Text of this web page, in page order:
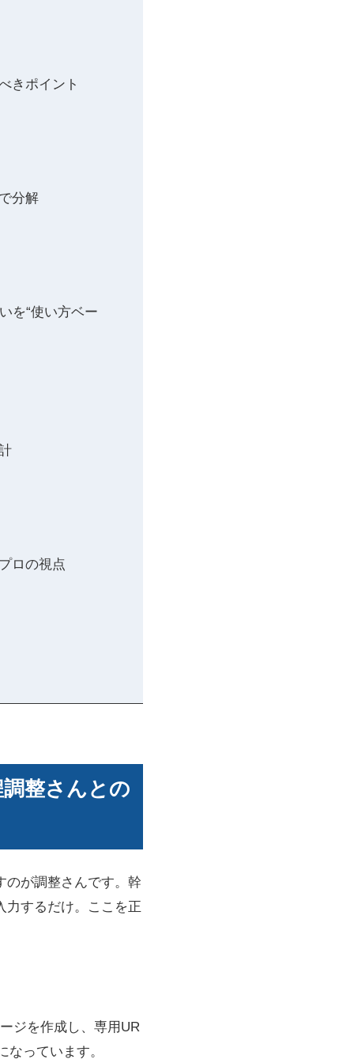
きポイント
分解
を“使い方ベー
ロの視点
整さんとの
のが調整さんです。幹
力するだけ。ここを正
ジを作成し、専用UR
っています。